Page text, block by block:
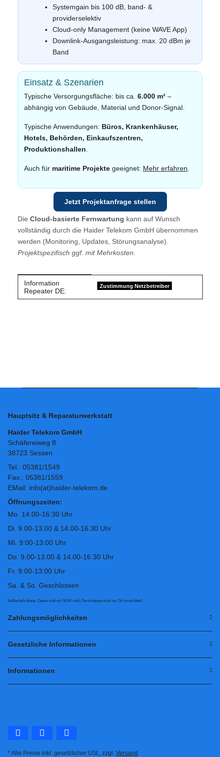
Systemgain bis 100 dB, band‑ &
providerselektiv
Cloud‑only Management (keine WAVE App)
Downlink‑Ausgangsleistung: max. 20 dBm je
Band
Einsatz & Szenarien
Typische Versorgungsfläche: bis ca. 6.000 m² –
abhängig von Gebäude, Material und Donor‑Signal.
Typische Anwendungen: Büros, Krankenhäuser,
Hotels, Behörden, Einkaufszentren,
Produktionshallen
Auch für maritime Projekte geeignet: Mehr erfahren
Jetzt Projektanfrage stellen
Die Cloud‑basierte Fernwartung kann auf Wunsch
vollständig durch die Haider Telekom GmbH übernommen
werden (Monitoring, Updates, Störungsanalyse).
Projektspezifisch ggf. mit Mehrkosten.
Produkteigenschaft
Wert
Information
Repeater DE:
Zustimmung Netzbetreiber
Hauptsitz & Reparaturwerkstatt
Haider Telekom GmbH
Schäfereiweg 8
38723 Sessen
Tel.: 05381/1549
Fax.: 05381/1559
EMail: info(at)haider-telekom.de
Öffnungszeiten:
Mo. 14:00-16:30 Uhr
Di. 9.00-13.00 & 14.00-16.30 Uhr
Mi. 9:00-13:00 Uhr
Do. 9.00-13.00 & 14.00-16.30 Uhr
Fr. 9:00-13:00 Uhr
Sa. & So. Geschlossen
Außerhalb dieser Zeiten sind wir NUR nach Terminabsprache vor Ort erreichbar!
Zahlungsmöglichkeiten
Gesetzliche Informationen
Informationen
* Alle Preise inkl. gesetzlicher USt., zzgl. Versand